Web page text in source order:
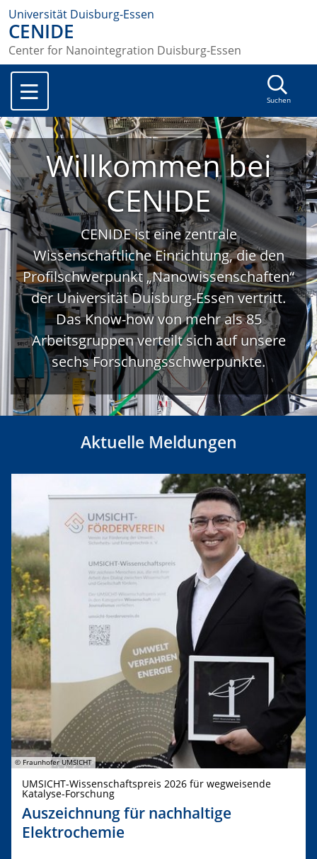
Universität Duisburg-Essen
CENIDE
Center for Nanointegration Duisburg-Essen
Suchen
Willkommen bei
CENIDE
CENIDE ist eine zentrale
Wissenschaftliche Einrichtung, die den
Profilschwerpunkt „Nanowissenschaften“
der Universität Duisburg-Essen vertritt.
Das Know-how von mehr als 85
Arbeitsgruppen verteilt sich auf unsere
sechs Forschungsschwerpunkte.
Aktuelle Meldungen
© Fraunhofer UMSICHT
UMSICHT-Wissenschaftspreis 2026 für wegweisende
Katalyse-Forschung
Auszeichnung für nachhaltige
Elektrochemie